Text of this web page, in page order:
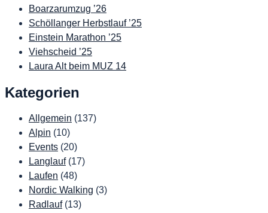
Boarzarumzug ’26
Schöllanger Herbstlauf ’25
Einstein Marathon ’25
Viehscheid ’25
Laura Alt beim MUZ 14
Kategorien
Allgemein (137)
Alpin (10)
Events (20)
Langlauf(17)
Laufen (48)
Nordic Walking (3)
Radlauf(13)